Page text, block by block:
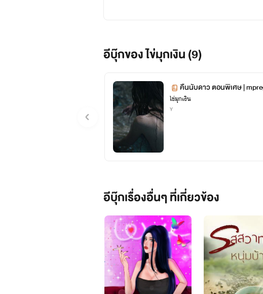
~นิยาย
ส่
ถ้าปกติจะอัพโห
ถ้าไม่มาอั
ยังไงก็ฝากติดตามก
อีบุ๊กของ ไข่มุกเงิน (9)
คืนนับดาว ตอนพิเศษ |
ไข่มุกเงิน
Y
อีบุ๊กเรื่องอื่นๆ ที่เกี่ยวข้อง